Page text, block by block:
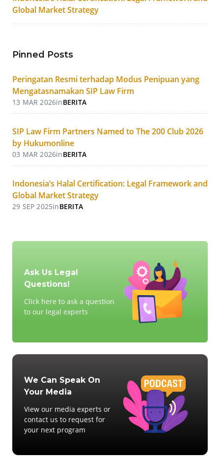
Global Market Strategy
Pinned Posts
Peringatan Resmi terhadap Modus Penipuan yang
Mengatasnamakan SIP Law Firm
13 MAR 2026inBERITA
SIP Law Firm Partners Named to The 200 Club 2026
by Hukumonline
03 MAR 2026inBERITA
Indonesia’s Halal Certification: Legal Framework and
Global Market Strategy
29 SEP 2025inBERITA
Ask Us Legal
Questions!
Click here to ask a question
to our legal experts
We Can Speak On
Your Media
View our media experts or
contact us to request for
your next program